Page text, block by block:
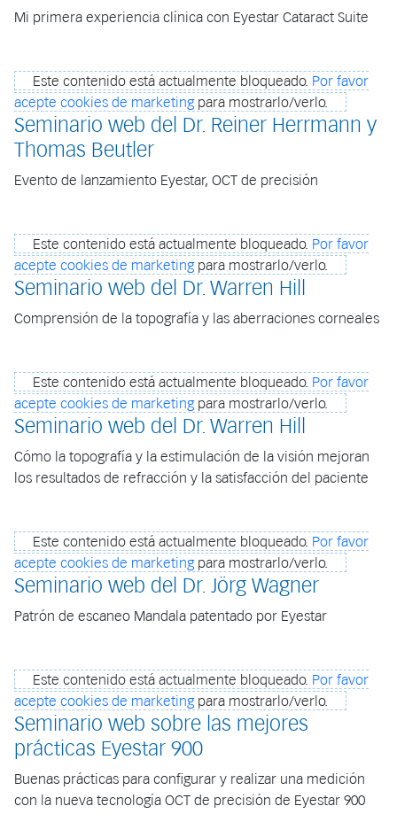
Mi primera experiencia clínica con Eyestar Cataract Suite
Este contenido está actualmente bloqueado. Por favor
acepte cookies de marketingpara mostrarlo/verlo.
Seminario web del Dr. Reiner Herrmann y
Thomas Beutler
Evento de lanzamiento Eyestar, OCT de precisión
Este contenido está actualmente bloqueado. Por favor
acepte cookies de marketingpara mostrarlo/verlo.
Seminario web del Dr. Warren Hill
Comprensión de la topografía y las aberraciones corneales
Este contenido está actualmente bloqueado. Por favor
acepte cookies de marketingpara mostrarlo/verlo.
Seminario web del Dr. Warren Hill
Cómo la topografía y la estimulación de la visión mejoran
los resultados de refracción y la satisfacción del paciente
Este contenido está actualmente bloqueado. Por favor
acepte cookies de marketingpara mostrarlo/verlo.
Seminario web del Dr. Jörg Wagner
Patrón de escaneo Mandala patentado por Eyestar
Este contenido está actualmente bloqueado. Por favor
acepte cookies de marketingpara mostrarlo/verlo.
Seminario web sobre las mejores
prácticas Eyestar 900
Buenas prácticas para configurar y realizar una medición
con la nueva tecnología OCT de precisión de Eyestar 900